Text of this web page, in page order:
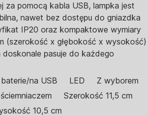
za pomocą kabla USB, lampka jest
nawet bez dostępu do gniazdka
IP20 oraz kompaktowe wymiary
(szerokość x głębokość x wysokość)
doskonale pasuje do każdego
na USB LED
Z wyborem
Szerokość 11,5 cm
10,5 cm